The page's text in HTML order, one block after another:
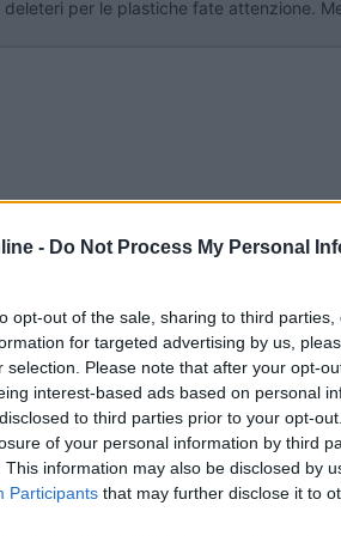
- Do Not Process My Personal
opt-out of the sale, sharing to third
for targeted advertising by us,
selection. Please note that after your opt-
interest-based ads based on personal
to third parties prior to your opt-
of your personal information by third
This information may also be disclosed by
Participants that may further disclose it to
per le plastiche fate attenzione.
una maniglia mobili che mancava , una
perdeva dalla valvola di scarico (a lato)
fianco cabina guida rumore dentro la